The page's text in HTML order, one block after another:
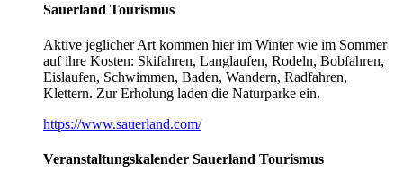
Sauerland Tourismus
Aktive jeglicher Art kommen hier im Winter wie im Sommer
auf ihre Kosten: Skifahren, Langlaufen, Rodeln, Bobfahren,
Eislaufen, Schwimmen, Baden, Wandern, Radfahren,
Klettern. Zur Erholung laden die Naturparke ein.
https://www.sauerland.com/
Veranstaltungskalender Sauerland Tourismus